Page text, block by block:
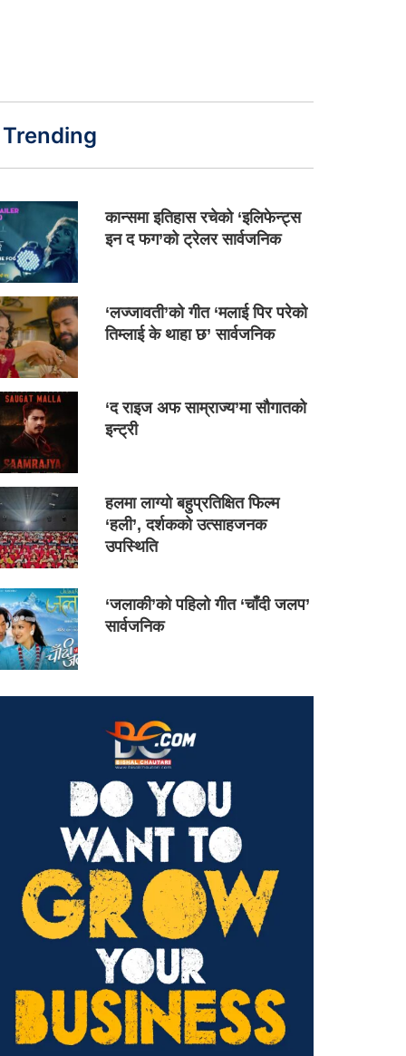
Trending
कान्समा इतिहास रचेको ‘इलिफेन्ट्स
इन द फग’को ट्रेलर सार्वजनिक
‘लज्जावती’को गीत ‘मलाई पिर परेको
तिम्लाई के थाहा छ’ सार्वजनिक
‘द राइज अफ साम्राज्य’मा सौगातको
इन्ट्री
हलमा लाग्यो बहुप्रतिक्षित फिल्म
‘हली’, दर्शकको उत्साहजनक
उपस्थिति
‘जलाकी’को पहिलो गीत ‘चाँदी जलप’
सार्वजनिक